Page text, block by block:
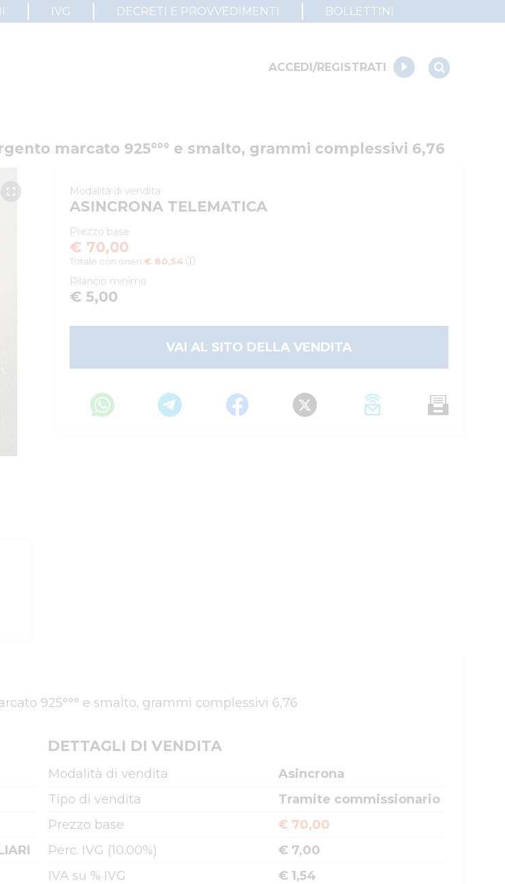
IVG DECRETI E PROVVEDIMENTI BOLLETTINI
ACCEDI/REGISTRATI
marcato 925°°° e smalto, grammi complessivi 6,76
Modalità di vendita
ASINCRONA TELEMATICA
Prezzo base
€ 70,00
Totale con oneri:€ 80,54
Rilancio minimo
€ 5,00
VAI AL SITO DELLA VENDITA
925°°° e smalto, grammi complessivi 6,76
DETTAGLI DI VENDITA
Modalità di vendita
Asincrona
Tipo di vendita
Tramite commissionario
Prezzo base
€ 70,00
Perc. IVG (10.00%)
€ 7,00
IVA su % IVG
€ 1,54